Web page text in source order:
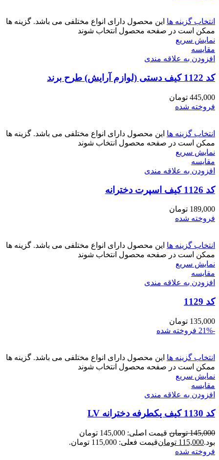
انتخاب گزینه ها این محصول دارای انواع مختلفی می باشد. گزینه ها
ممکن است در صفحه محصول انتخاب شوند
نمایش سریع
مقايسه
افزودن به علاقه مندی
کد 1122 کیف دستی (لوازم آرایش) طرح برند
445,000 تومان
فروخته شده
انتخاب گزینه ها این محصول دارای انواع مختلفی می باشد. گزینه ها
ممکن است در صفحه محصول انتخاب شوند
نمایش سریع
مقايسه
افزودن به علاقه مندی
کد 1126 کیف اسپرت دخترانه
189,000 تومان
فروخته شده
انتخاب گزینه ها این محصول دارای انواع مختلفی می باشد. گزینه ها
ممکن است در صفحه محصول انتخاب شوند
نمایش سریع
مقايسه
افزودن به علاقه مندی
کد 1129
135,000 تومان
-21%
فروخته شده
انتخاب گزینه ها این محصول دارای انواع مختلفی می باشد. گزینه ها
ممکن است در صفحه محصول انتخاب شوند
نمایش سریع
مقايسه
افزودن به علاقه مندی
کد 1130 کیف یکطرفه دخترانه LV
145,000 تومان
قیمت اصلی: 145,000 تومان
بود.115,000 تومانقیمت فعلی: 115,000 تومان.
فروخته شده